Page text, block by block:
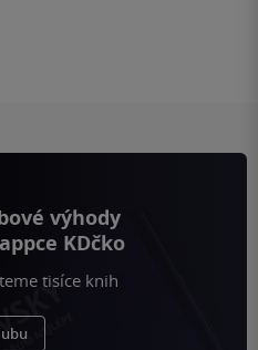
výhody
KDčko
tisíce knih